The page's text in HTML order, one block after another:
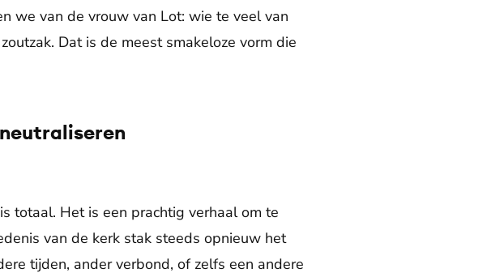
we van de vrouw van Lot: wie te veel van
Dat is de meest smakeloze vorm die
totaal. Het is een prachtig verhaal om te
van de kerk stak steeds opnieuw het
tijden, ander verbond, of zelfs een andere